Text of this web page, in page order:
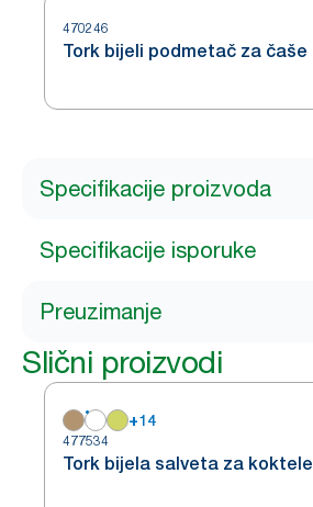
470246
Tork bijeli podmetač za čaše
Specifikacije proizvoda
Specifikacije isporuke
Preuzimanje
Slični proizvodi
+14
477534
Tork bijela salveta za koktele